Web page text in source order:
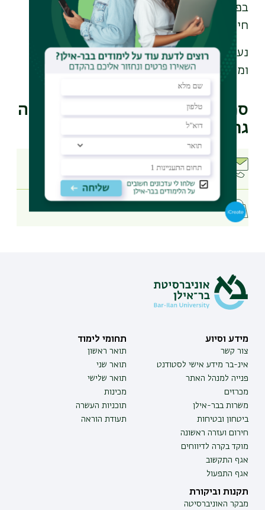
בפסיכולוגיה וספרות אנגלית מאוניברסיטת
חיפה.
נעמה חברה בנבחרת הדירקטורים של ישראל,
ומכהנת בעשור האחרון בדירקטוריונים שונים.
סמנכ"ל שיווק ופיתוח עסקי, נעמה
גת
דוא"ל:naama.gat@biu.ac.il
בניין 300
מידע וסיוע
צור קשר
אינ-בר מידע אישי לסטודנט
פנייה למנהל האתר
מכרזים
משרות בבר-אילן
ביטחון ובטיחות
חירום ועזרה ראשונה
מוקד בקרה לדיווחים
אגף התקשוב
אגף התפעול
תחומי לימוד
תואר ראשון
תואר שני
תואר שלישי
מכינות
תוכניות העשרה
תעודת הוראה
תקנות וביקורת
מבקר האוניברסיטה